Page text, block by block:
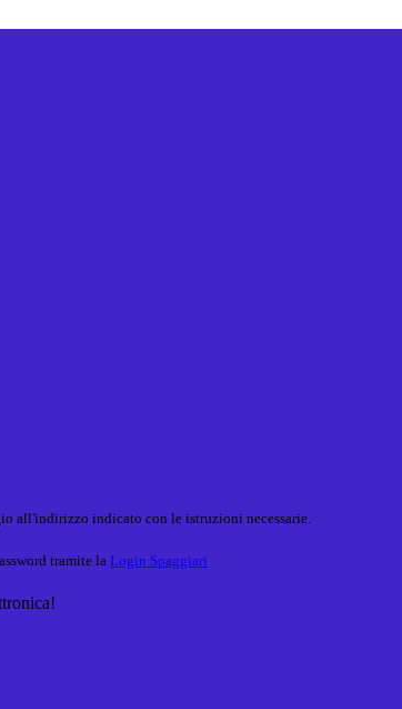
all'indirizzo indicato con le istruzioni necessarie.
tramite la Login Spaggiari